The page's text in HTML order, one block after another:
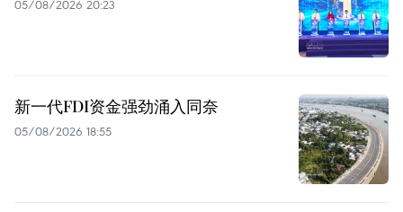
05/08/2026 20:23
新一代FDI资金强劲涌入同奈
05/08/2026 18:55